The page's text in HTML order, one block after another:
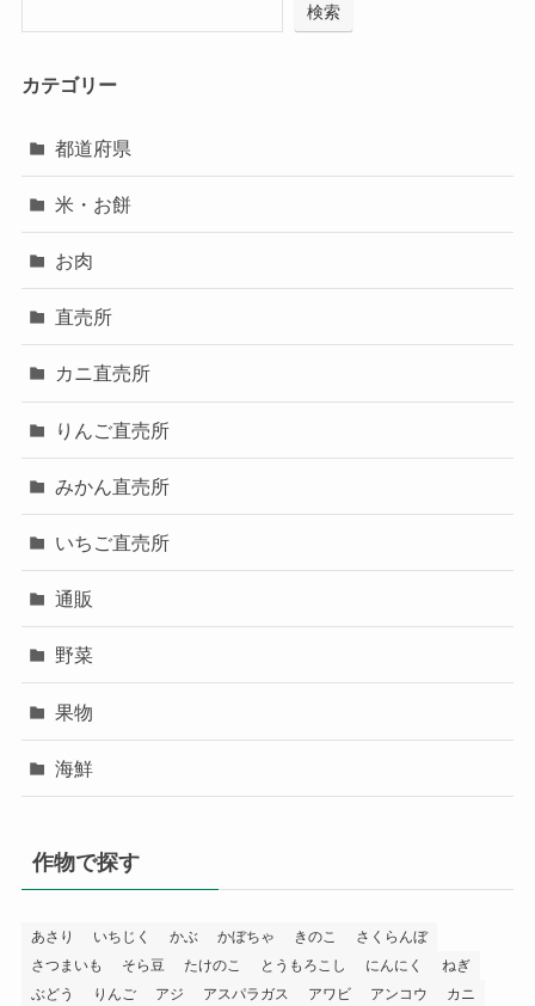
検索
カテゴリー
都道府県
米・お餅
お肉
直売所
カニ直売所
りんご直売所
みかん直売所
いちご直売所
通販
野菜
果物
海鮮
作物で探す
あさり いちじく かぶ かぼちゃ きのこ
さくらんぼ
さつまいも
そら豆 たけのこ とうもろこし にんにく
ねぎ
ぶどう
りんご アジ アスパラガス アワビ アンコウ カニ